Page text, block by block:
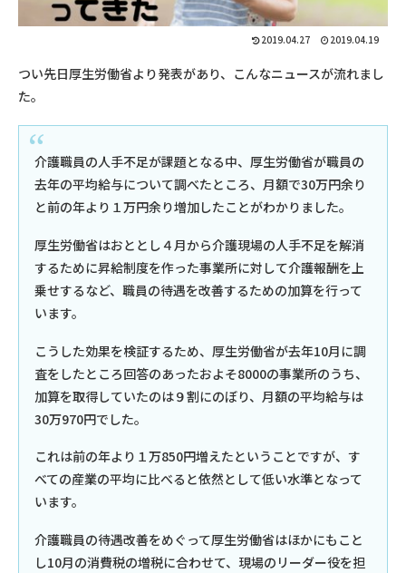
2019.04.27 2019.04.19
つい先日厚生労働省より発表があり、こんなニュースが流れまし
た。
介護職員の人手不足が課題となる中、厚生労働省が職員の
去年の平均給与について調べたところ、月額で30万円余り
と前の年より１万円余り増加したことがわかりました。
厚生労働省はおととし４月から介護現場の人手不足を解消
するために昇給制度を作った事業所に対して介護報酬を上
乗せするなど、職員の待遇を改善するための加算を行って
います。
こうした効果を検証するため、厚生労働省が去年10月に調
査をしたところ回答のあったおよそ8000の事業所のうち、
加算を取得していたのは９割にのぼり、月額の平均給与は
30万970円でした。
これは前の年より１万850円増えたということですが、す
べての産業の平均に比べると依然として低い水準となって
います。
介護職員の待遇改善をめぐって厚生労働省はほかにもこと
し10月の消費税の増税に合わせて、現場のリーダー役を担